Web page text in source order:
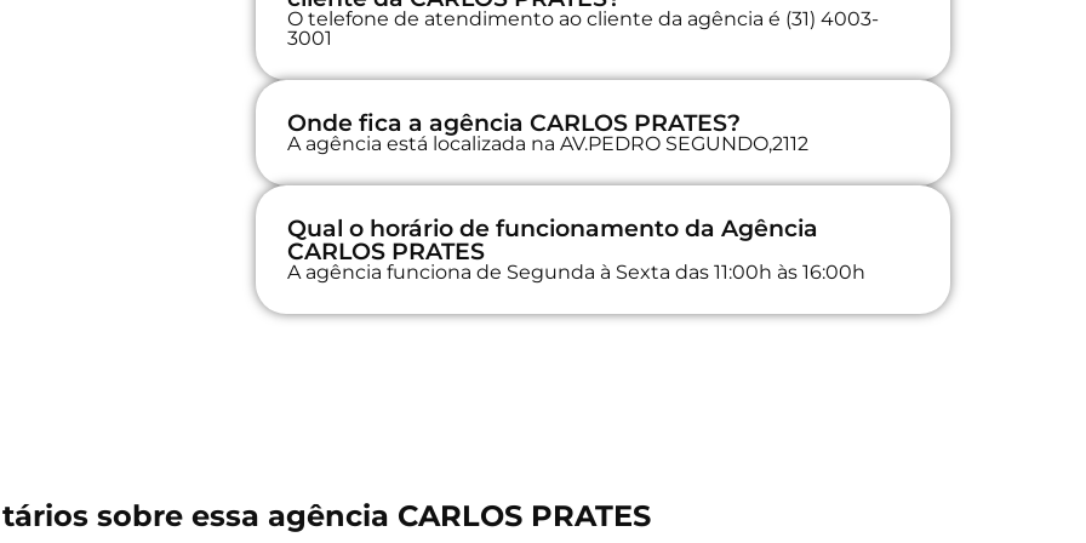
O telefone de atendimento ao cliente da agência é (31) 4003-
3001
Onde fica a agência CARLOS PRATES?
A agência está localizada na AV.PEDRO SEGUNDO,2112
Qual o horário de funcionamento da Agência
CARLOS PRATES
A agência funciona de Segunda à Sexta das 11:00h às 16:00h
sobre essa agência CARLOS PRATES